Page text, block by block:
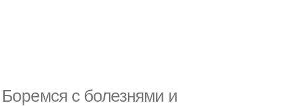
с болезнями и